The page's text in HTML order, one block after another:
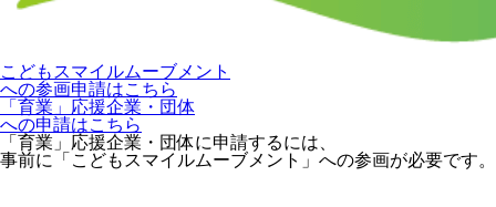
こどもスマイルムーブメント
への参画申請はこちら
「育業」応援企業・団体
への申請はこちら
「育業」応援企業・団体に申請するには、
事前に「こどもスマイルムーブメント」への参画が必要です。